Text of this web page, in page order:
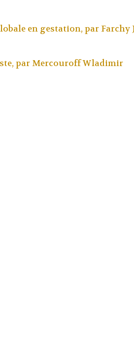
en gestation, par Farchy
parMercouroff Wladimir